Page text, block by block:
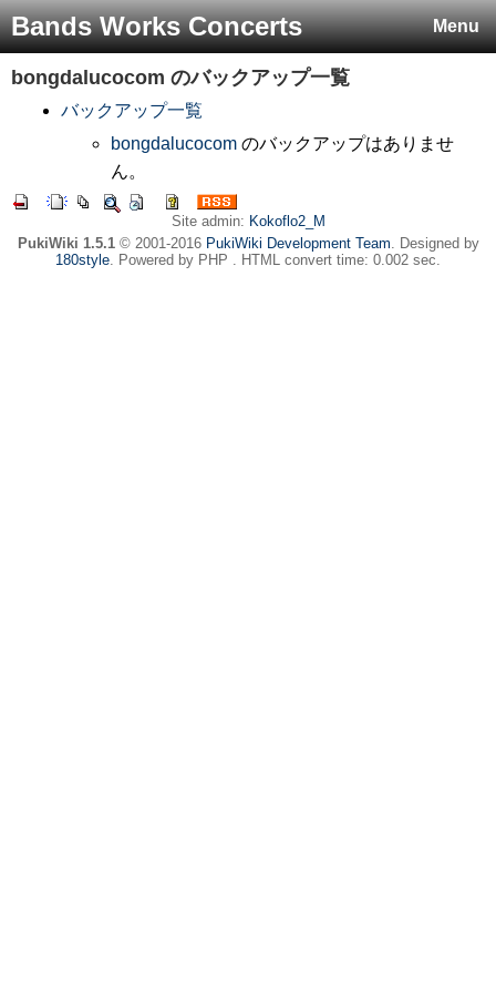
Menu
Bands Works Concerts
bongdalucocom のバックアップ一覧
バックアップ一覧
bongdalucocom のバックアップはありませ
ん。
Site admin: Kokoflo2_M
PukiWiki 1.5.1© 2001-2016 PukiWiki Development Team. Designed by
180style. Powered by PHP . HTML convert time: 0.002 sec.